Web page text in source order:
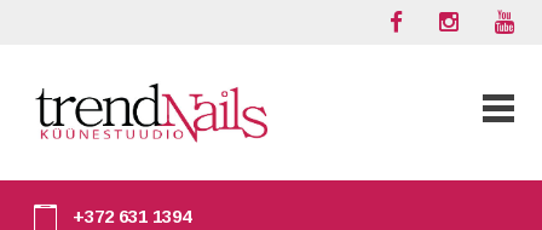
+372 631 1394